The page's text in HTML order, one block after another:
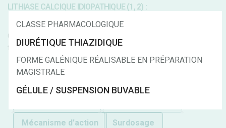
LITHIASE CALCIQUE IDIOPATHIQUE (1, 2) :
Classe pharmacologique :
thérapeutique :Système cardio-vasculaire
Mécanisme d'action Surdosage
CLASSE PHARMACOLOGIQUE
DIURÉTIQUE THIAZIDIQUE
FORME GALÉNIQUE RÉALISABLE EN PRÉPARATION
MAGISTRALE
GÉLULE / SUSPENSION BUVABLE